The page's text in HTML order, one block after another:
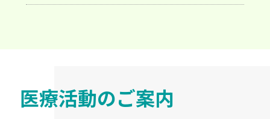
医療活動のご案内